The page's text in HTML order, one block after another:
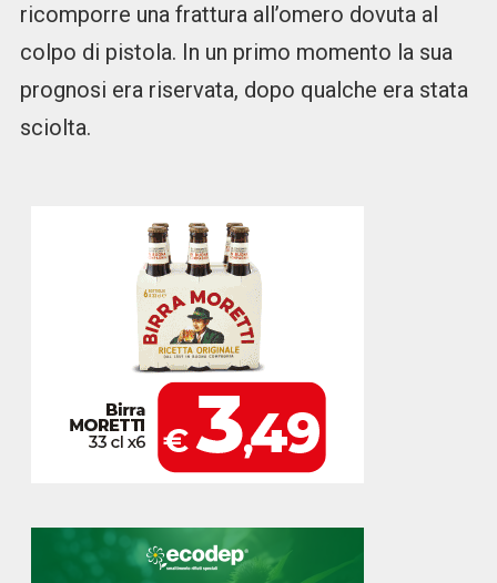
ricomporre una frattura all’omero dovuta al
colpo di pistola. In un primo momento la sua
prognosi era riservata, dopo qualche era stata
sciolta.